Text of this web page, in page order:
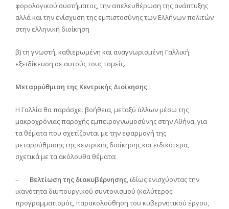
φορολογικού συστήματος, την απελευθέρωση της ανάπτυξης
αλλά και την ενίσχυση της εμπιστοσύνης των Ελλήνων πολιτών
στην ελληνική διοίκηση
β) τη γνωστή, καθιερωμένη και αναγνωρισμένη Γαλλική
εξειδίκευση σε αυτούς τους τομείς.
Μεταρρύθμιση της Κεντρικής Διοίκησης
Η Γαλλία θα παράσχει βοήθεια, μεταξύ άλλων μέσω της
μακροχρόνιας παροχής εμπειρογνωμοσύνης στην Αθήνα, για
τα θέματα που σχετίζονται με την εφαρμογή της
μεταρρύθμισης της κεντρικής διοίκησης και ειδικότερα,
σχετικά με τα ακόλουθα θέματα:
– Βελτίωση της διακυβέρνησης, ιδίως ενισχύοντας την
ικανότητα διυπουργικού συντονισμού (καλύτερος
προγραμματισμός, παρακολούθηση του κυβερνητικού έργου,